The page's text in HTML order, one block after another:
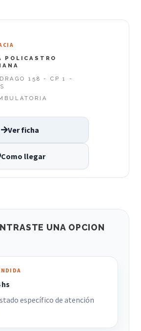
POLICASTRO
158 - CP 1 -
Ver ficha
Como llegar
UNA OPCION
específico de atención